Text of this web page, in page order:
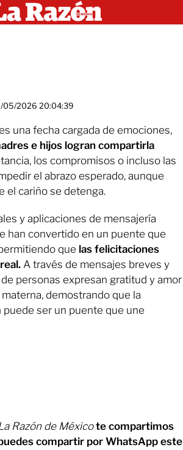
05/2026 20:04:39
una fecha cargada de emociones,
e hijos logran compartirla
los compromisos o incluso las
el abrazo esperado, aunque
el cariño se detenga.
y aplicaciones de mensajería
han convertido en un puente que
que las felicitaciones
A través de mensajes breves y
personas expresan gratitud y amor
demostrando que la
ser un puente que une
Razón de Méxicote compartimos
compartir por WhatsApp este